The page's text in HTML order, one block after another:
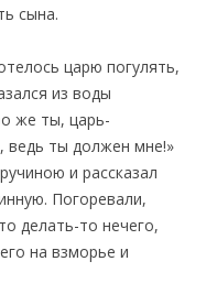
сына.
царю погулять,
из воды
же ты, царь-
ведь ты должен мне!»
и рассказал
Погоревали,
делать-то нечего,
на взморье и